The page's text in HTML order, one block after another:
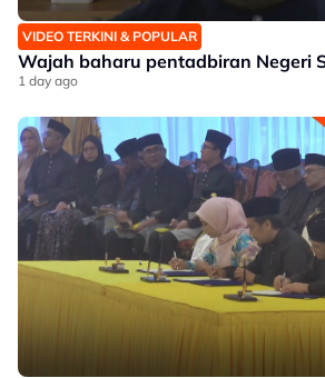
VIDEO TERKINI & POPULAR
Wajah baharu pentadbiran Negeri
1 day ago